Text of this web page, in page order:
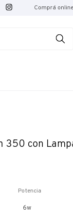
Comprá
350 con
Potencia